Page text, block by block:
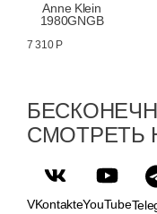
Anne Klein
1980GNGB
7 310 Р
СМОТРЕТЬ
VKontakteYouTube